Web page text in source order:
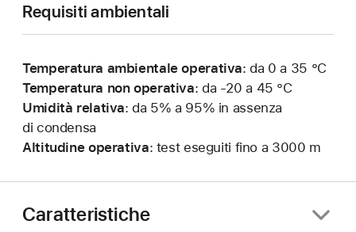
Requisiti ambientali
Temperatura ambientale operativa: da 0 a 35 °C
Temperatura non operativa: da -20 a 45 °C
Umidità relativa: da 5% a 95% in assenza
di condensa
Altitudine operativa: test eseguiti fino a 3000 m
Caratteristiche